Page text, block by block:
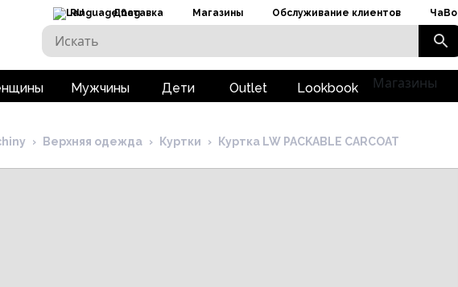
RU Доставка Магазины Обслуживание клиентов ЧаВо
Мужчины Дети Outlet Lookbook Магазины
› Верхняя одежда › Куртки › Куртка LW PACKABLE CARCOAT